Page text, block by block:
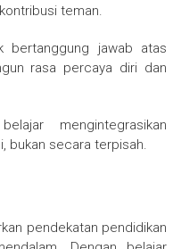
teman.
bertanggung jawab atas
rasa percaya diri dan
mengintegrasikan
bukan secara terpisah.
pendekatan pendidikan